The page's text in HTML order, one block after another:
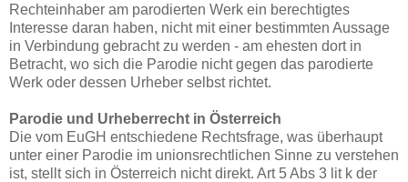
Rechteinhaber am parodierten Werk ein berechtigtes
Interesse daran haben, nicht mit einer bestimmten Aussage
in Verbindung gebracht zu werden - am ehesten dort in
Betracht, wo sich die Parodie nicht gegen das parodierte
Werk oder dessen Urheber selbst richtet.
Parodie und Urheberrecht in Österreich
Die vom EuGH entschiedene Rechtsfrage, was überhaupt
unter einer Parodie im unionsrechtlichen Sinne zu verstehen
ist, stellt sich in Österreich nicht direkt. Art 5 Abs 3 lit k der